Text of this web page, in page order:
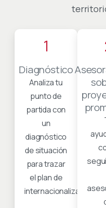
1
Diagnóstico
Analiza tu
punto de
partida con
un
diagnóstico
de situación
para trazar
el plan de
internacionalización.